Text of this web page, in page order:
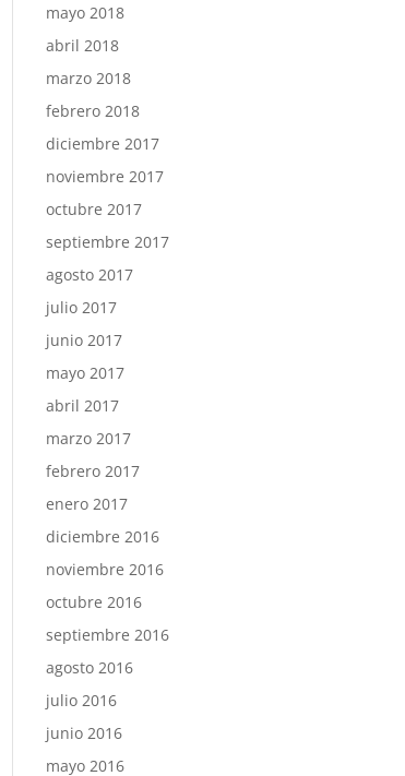
mayo 2018
abril 2018
marzo 2018
febrero 2018
diciembre 2017
noviembre 2017
octubre 2017
septiembre 2017
agosto 2017
julio 2017
junio 2017
mayo 2017
abril 2017
marzo 2017
febrero 2017
enero 2017
diciembre 2016
noviembre 2016
octubre 2016
septiembre 2016
agosto 2016
julio 2016
junio 2016
mayo 2016